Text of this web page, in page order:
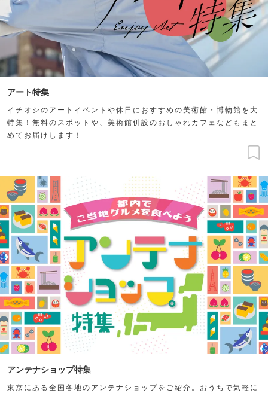
アート特集
イチオシのアートイベントや休日におすすめの美術館・博物館を大
特集！無料のスポットや、美術館併設のおしゃれカフェなどもまと
めてお届けします！
アンテナショップ特集
東京にある全国各地のアンテナショップをご紹介。おうちで気軽に